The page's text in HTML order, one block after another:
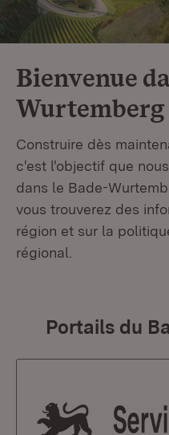
Bienvenue
Wurtemberg
Construire dès
c'est l'objectif que
dans le Bade-
vous trouverez des
région et sur la
régional.
Portails du